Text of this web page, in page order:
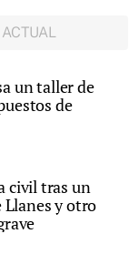
ACTUAL
un taller de
de
civil tras un
y otro